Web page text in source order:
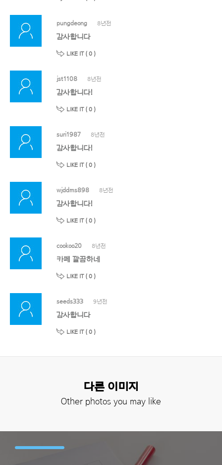
pungdeong 8년전
감사합니다
LIKE IT ( 0 )
jst1108 8년전
감사합니다!
LIKE IT ( 0 )
suri1987 8년전
감사합니다!
LIKE IT ( 0 )
wjddms898 8년전
감사합니다!
LIKE IT ( 0 )
cookoo20 8년전
카페 깔끔하네
LIKE IT ( 0 )
seeds333 9년전
감사합니다
LIKE IT ( 0 )
다른 이미지
Other photos you may like